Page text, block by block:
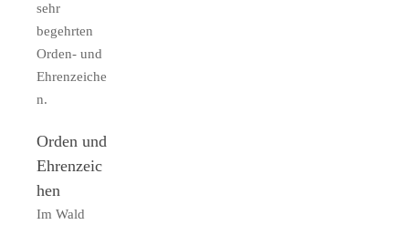
sehr
begehrten
Orden- und
Ehrenzeiche
n.
Orden und
Ehrenzeic
hen
Im Wald